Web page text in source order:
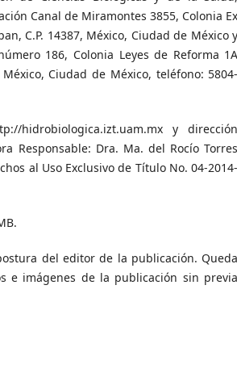
Canal de Miramontes 3855, Colonia
C.P. 14387, México, Ciudad de México
186, Colonia Leyes de Reforma
Ciudad de México, teléfono:
hidrobiologica.izt.uam.mx y
Responsable: Dra. Ma. del Rocío
al Uso Exclusivo de Título No. 04-
del editor de la publicación.
e imágenes de la publicación sin